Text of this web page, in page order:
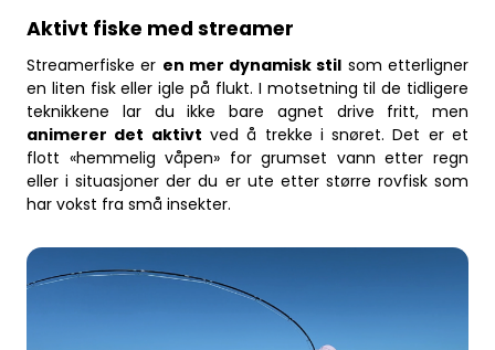
Aktivt fiske med streamer
Streamerfiske er en mer dynamisk stil som etterligner
en liten fisk eller igle på flukt. I motsetning til de tidligere
teknikkene lar du ikke bare agnet drive fritt, men
animerer det aktivt ved å trekke i snøret. Det er et
flott «hemmelig våpen» for grumset vann etter regn
eller i situasjoner der du er ute etter større rovfisk som
har vokst fra små insekter.